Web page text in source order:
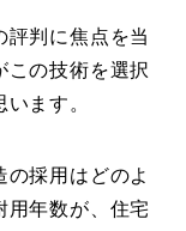
評判に焦点を当
この技術を選択
ます。
採用はどのよ
用年数が、住宅